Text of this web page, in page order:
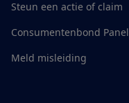
Steun een actie of claim
Consumentenbond Panel
Meld misleiding